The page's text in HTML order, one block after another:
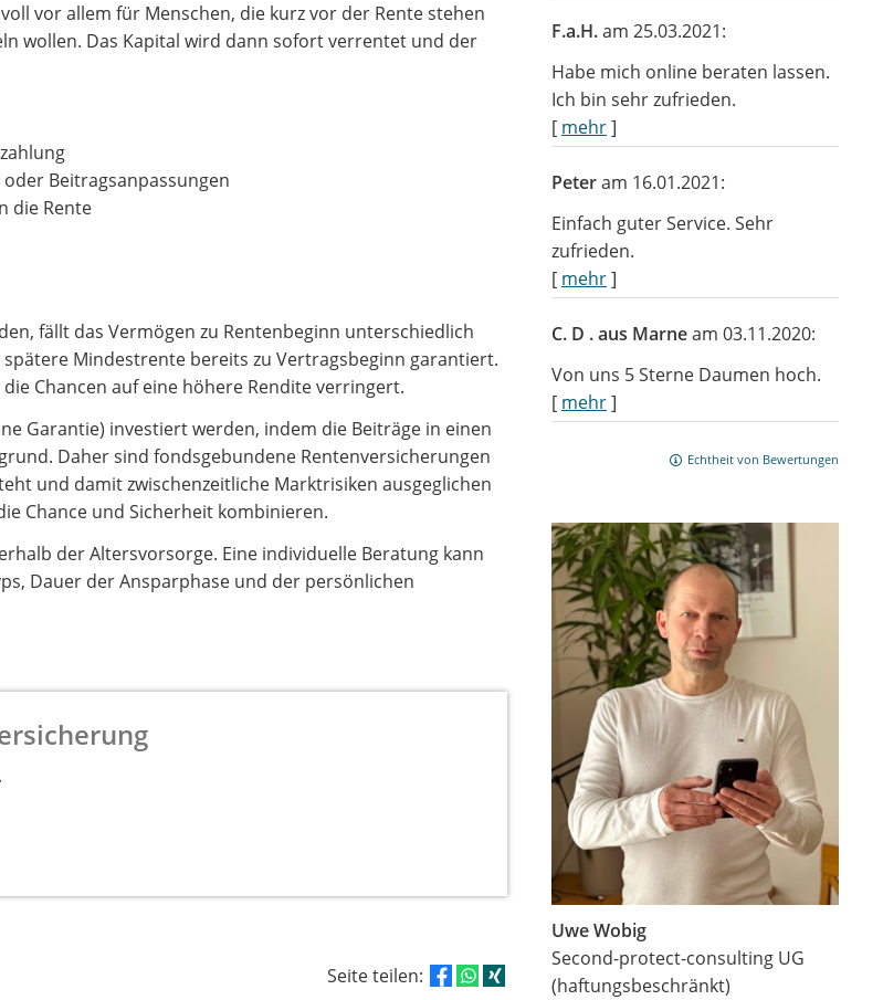
F.a.H.am 25.03.2021:
Habe mich online beraten lassen.
Ich bin sehr zufrieden.
[ mehr]
Peteram 16.01.2021:
Einfach guter Service. Sehr
zufrieden.
[ mehr]
C. D . aus Marneam 03.11.2020:
Von uns 5 Sterne Daumen hoch.
[ mehr]
Echtheit von Bewertungen
Uwe Wobig
Second-protect-consulting UG
(haftungsbeschränkt)
vor allem für Menschen, die kurz vor der Rente stehen
wollen. Das Kapital wird dann sofort verrentet und der
Beitragsanpassungen
die Rente
fällt das Vermögen zu Rentenbeginn unterschiedlich
Mindestrente bereits zu Vertragsbeginn garantiert.
Chancen auf eine höhere Rendite verringert.
Garantie) investiert werden, indem die Beiträge in einen
Daher sind fondsgebundene Rentenversicherungen
und damit zwischenzeitliche Marktrisiken ausgeglichen
Chance und Sicherheit kombinieren.
der Altersvorsorge. Eine individuelle Beratung kann
Dauer der Ansparphase und der persönlichen
Seite teilen: